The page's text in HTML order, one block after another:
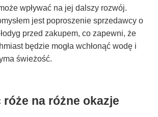
wpływać na jej dalszy rozwój.
jest poproszenie sprzedawcy o
przed zakupem, co zapewni, że
będzie mogła wchłonąć wodę i
świeżość.
na różne okazje